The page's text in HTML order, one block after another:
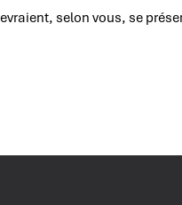
selon vous, se